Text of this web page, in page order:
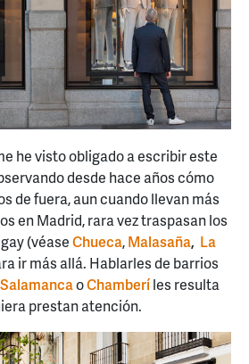
he visto obligado a escribir este
desde hace años cómo
de fuera, aun cuando llevan más
en Madrid, rara vez traspasan los
(véaseChueca,Malasaña, La
ir más allá. Hablarles de barrios
SalamancaoChamberíles resulta
prestan atención.